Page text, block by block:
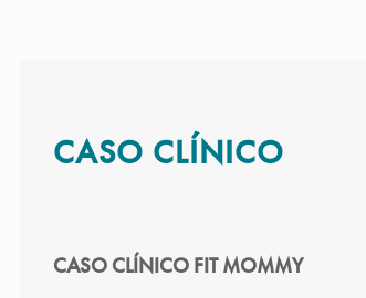
CASO CLÍNICO
CASO CLÍNICO FIT MOMMY